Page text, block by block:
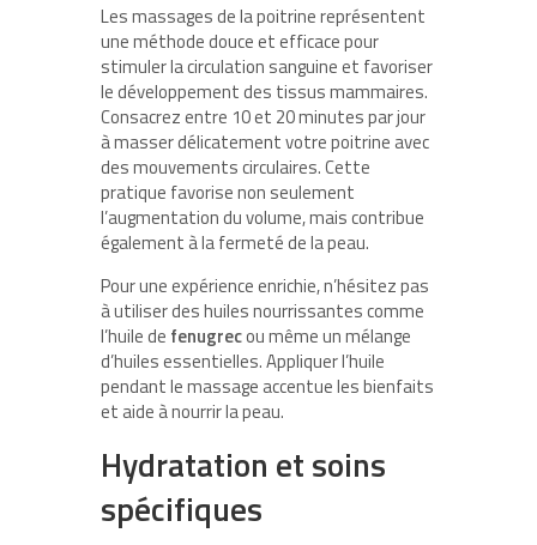
Les massages de la poitrine représentent
une méthode douce et efficace pour
stimuler la circulation sanguine et favoriser
le développement des tissus mammaires.
Consacrez entre 10 et 20 minutes par jour
à masser délicatement votre poitrine avec
des mouvements circulaires. Cette
pratique favorise non seulement
l’augmentation du volume, mais contribue
également à la fermeté de la peau.
Pour une expérience enrichie, n’hésitez pas
à utiliser des huiles nourrissantes comme
l’huile de fenugrecou même un mélange
d’huiles essentielles. Appliquer l’huile
pendant le massage accentue les bienfaits
et aide à nourrir la peau.
Hydratation et soins
spécifiques